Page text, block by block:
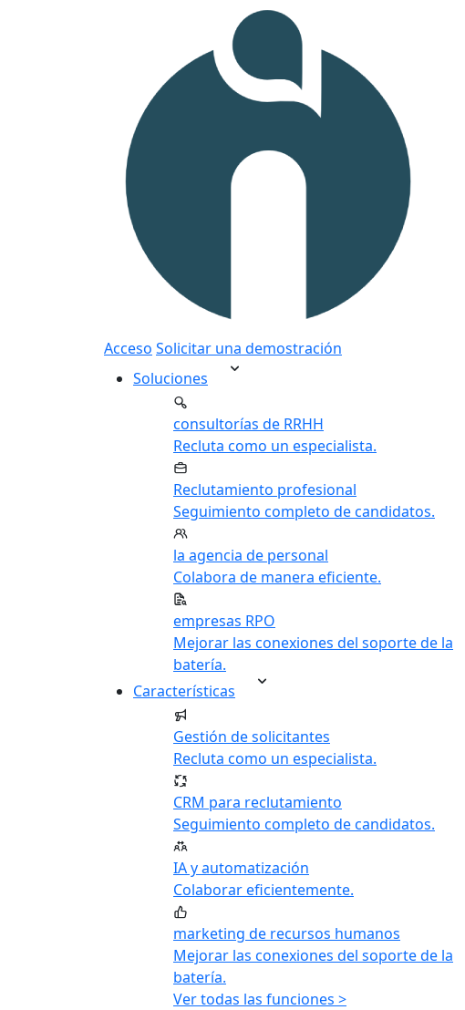
Acceso Solicitar una demostración
Soluciones
consultorías de RRHH
Recluta como un especialista.
Reclutamiento profesional
Seguimiento completo de candidatos.
la agencia de personal
Colabora de manera eficiente.
empresas RPO
Mejorar las conexiones del soporte de la
batería.
Características
Gestión de solicitantes
Recluta como un especialista.
CRM para reclutamiento
Seguimiento completo de candidatos.
IA y automatización
Colaborar eficientemente.
marketing de recursos humanos
Mejorar las conexiones del soporte de la
batería.
Ver todas las funciones >